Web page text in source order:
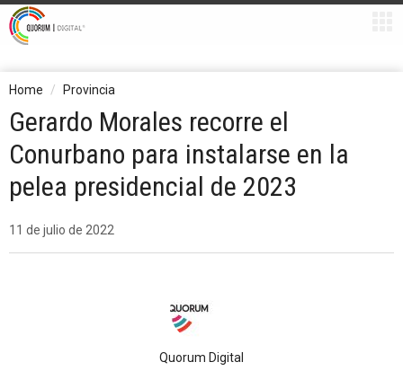
Home Provincia
Gerardo Morales recorre el
Conurbano para instalarse en la
pelea presidencial de 2023
11 de julio de 2022
Quorum Digital